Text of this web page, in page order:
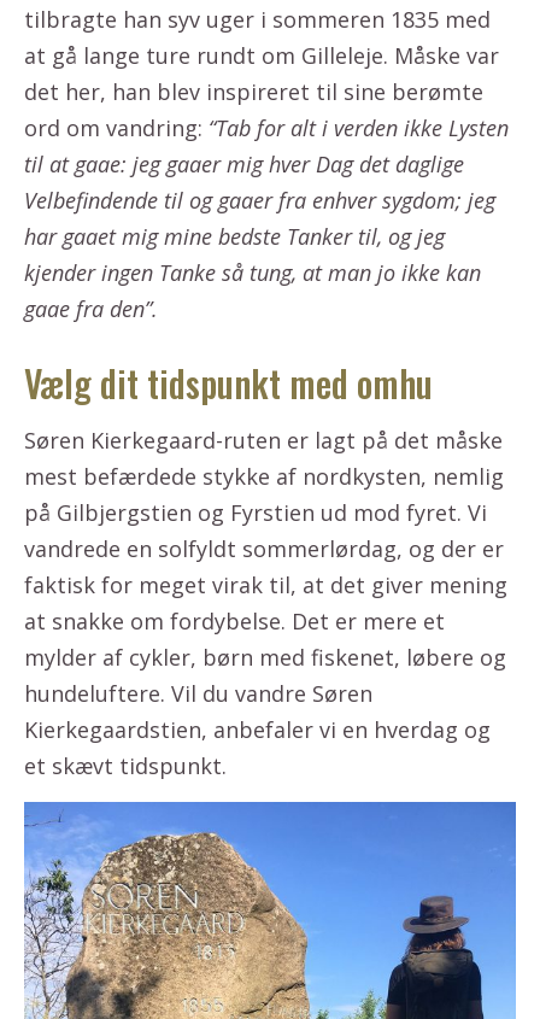
tilbragte han syv uger i sommeren 1835 med
at gå lange ture rundt om Gilleleje. Måske var
det her, han blev inspireret til sine berømte
ord om vandring: “Tab for alt i verden ikke Lysten
til at gaae: jeg gaaer mig hver Dag det daglige
Velbefindende til og gaaer fra enhver sygdom; jeg
har gaaet mig mine bedste Tanker til, og jeg
kjender ingen Tanke så tung, at man jo ikke kan
gaae fra den”.
Vælg dit tidspunkt med omhu
Søren Kierkegaard-ruten er lagt på det måske
mest befærdede stykke af nordkysten, nemlig
på Gilbjergstien og Fyrstien ud mod fyret. Vi
vandrede en solfyldt sommerlørdag, og der er
faktisk for meget virak til, at det giver mening
at snakke om fordybelse. Det er mere et
mylder af cykler, børn med fiskenet, løbere og
hundeluftere. Vil du vandre Søren
Kierkegaardstien, anbefaler vi en hverdag og
et skævt tidspunkt.